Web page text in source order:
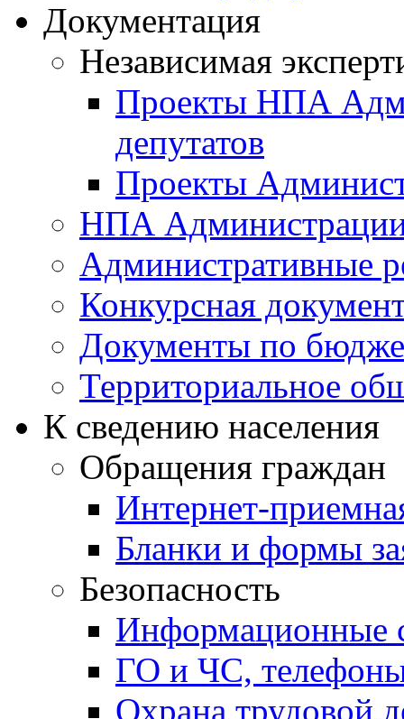
Документация
Независимая
Проекты НПА
депутатов
Проекты
НПА
Административные
Конкурсная
Документы по
Территориальное
К сведению населения
Обращения граждан
Интернет-
Бланки и формы
Безопасность
Информационные
ГО и ЧС,
Охрана трудовой